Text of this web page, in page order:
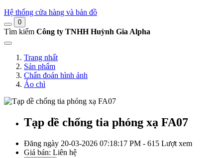
Hệ thống cửa hàng và bản đồ
0
Tìm kiếm Công ty TNHH Huỳnh Gia Alpha
Trang nhất
Sản phẩm
Chẩn đoán hình ảnh
Áo chì
Tạp dề chống tia phóng xạ FA07
Đăng ngày 20-03-2026 07:18:17 PM - 615 Lượt xem
Giá bán: Liên hệ